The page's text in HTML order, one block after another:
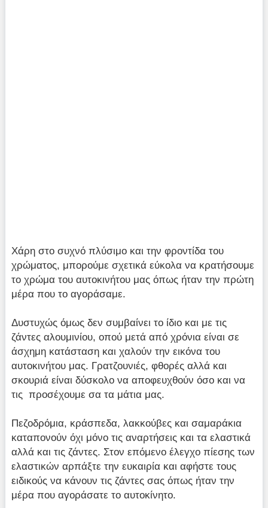
Χάρη στο συχνό πλύσιμο και την φροντίδα του
χρώματος, μπορούμε σχετικά εύκολα να κρατήσουμε
το χρώμα του αυτοκινήτου μας όπως ήταν την πρώτη
μέρα που το αγοράσαμε.
Δυστυχώς όμως δεν συμβαίνει το ίδιο και με τις
ζάντες αλουμινίου, οπού μετά από χρόνια είναι σε
άσχημη κατάσταση και χαλούν την εικόνα του
αυτοκινήτου μας. Γρατζουνιές, φθορές αλλά και
σκουριά είναι δύσκολο να αποφευχθούν όσο και να
τις προσέχουμε σα τα μάτια μας.
Πεζοδρόμια, κράσπεδα, λακκούβες και σαμαράκια
καταπονούν όχι μόνο τις αναρτήσεις και τα ελαστικά
αλλά και τις ζάντες. Στον επόμενο έλεγχο πίεσης των
ελαστικών αρπάξτε την ευκαιρία και αφήστε τους
ειδικούς να κάνουν τις ζάντες σας όπως ήταν την
μέρα που αγοράσατε το αυτοκίνητο.